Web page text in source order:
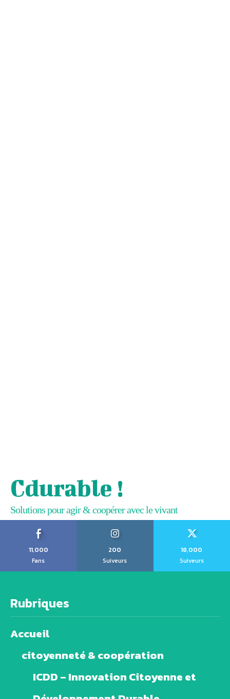
Cdurable !
Solutions pour agir & coopérer avec le vivant
11,000
Fans
200
Suiveurs
18,000
Suiveurs
Rubriques
Accueil
citoyenneté & coopération
ICDD – Innovation Citoyenne et